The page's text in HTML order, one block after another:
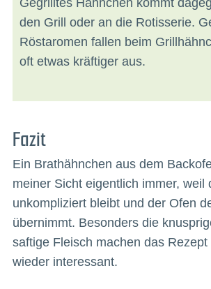
den Grill oder an die Rotisserie.
Röstaromen fallen beim
oft etwas kräftiger aus.
Fazit
Ein Brathähnchen aus dem
meiner Sicht eigentlich immer, weil
unkompliziert bleibt und der Ofen
übernimmt. Besonders die
saftige Fleisch machen das
wieder interessant.